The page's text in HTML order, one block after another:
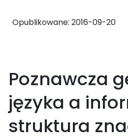
Opublikowane: 2016-09-20
Poznawcza
języka a
struktura